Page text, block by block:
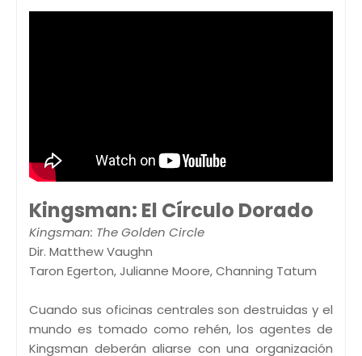
Kingsman: El Círculo Dorado
Kingsman: The Golden Circle
Dir. Matthew Vaughn
Taron Egerton, Julianne Moore, Channing Tatum
Cuando sus oficinas centrales son destruidas y el
mundo es tomado como rehén, los agentes de
Kingsman deberán aliarse con una organización